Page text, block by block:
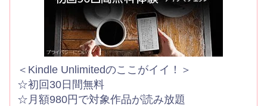
＜Kindle Unlimitedのここがイイ！＞
☆初回30日間無料
☆月額980円で対象作品が読み放題